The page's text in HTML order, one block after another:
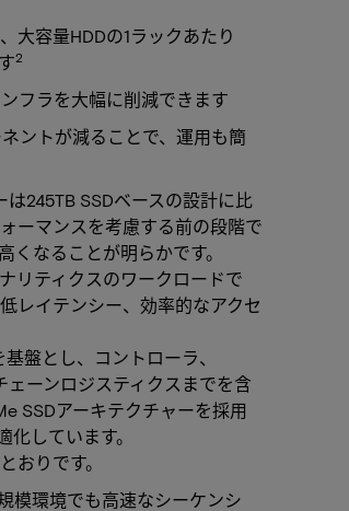
大容量HDDの1ラックあたり
2
フラを大幅に削減できます
ントが減ることで、運用も簡
245TB SSDベースの設計に比
ーマンスを考慮する前の段階で
なることが明らかです。
リティクスのワークロードで
レイテンシー、効率的なアクセ
盤とし、コントローラ、
ーンロジスティクスまでを含
SSDアーキテクチャーを採用
しています。
おりです。
模環境でも高速なシーケンシ